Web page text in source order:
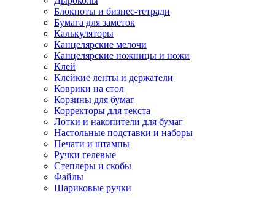
Блокноты и бизнес-тетради
Бумага для заметок
Калькуляторы
Канцелярские мелочи
Канцелярские ножницы и ножи
Клей
Клейкие ленты и держатели
Коврики на стол
Корзины для бумаг
Корректоры для текста
Лотки и накопители для бумаг
Настольные подставки и наборы
Печати и штампы
Ручки гелевые
Степлеры и скобы
Файлы
Шариковые ручки